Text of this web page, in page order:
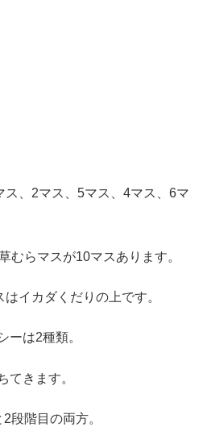
ス、2マス、5マス、4マス、6マ
むらマスが10マスあります。
イカダくだりの上です。
ーは2種類。
てきます。
段階目の両方。